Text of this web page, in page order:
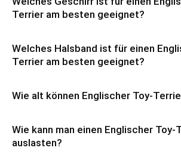
Terrier am besten geeignet?
Welches Halsband ist für einen
Terrier am besten geeignet?
Wie alt können Englischer Toy-
Wie kann man einen Englischer Toy-
auslasten?